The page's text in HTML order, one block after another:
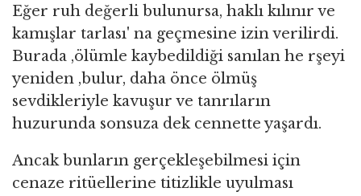
Eğer ruh değerli bulunursa, haklı kılınır ve
kamışlar tarlası' na geçmesine izin verilirdi.
Burada ,ölümle kaybedildiği sanılan he rşeyi
yeniden ,bulur, daha önce ölmüş
sevdikleriyle kavuşur ve tanrıların
huzurunda sonsuza dek cennette yaşardı.
Ancak bunların gerçekleşebilmesi için
cenaze ritüellerine titizlikle uyulması